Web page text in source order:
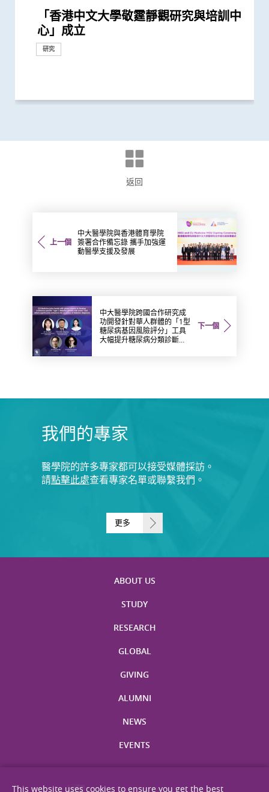
「香港中文大學敬霆靜觀研究與培訓中
心」成立
研究
中大研究顯示「行為激活及靜觀結合療
法」有助降低重性抑鬱症風險
研究
中大醫科2026/27學年推新課程模式CU
Medicine Plus 三層架構課程 裝備新
一代醫者多元能力 迎接醫療新世代
中大舉辦「健康校園論壇」推廣跨界別
身心健康計劃 及早加強學童抗逆力
健康推廣計劃
中大推出「賽馬會 We WATCH 優活健
康計劃」全港首次採用「生活方式醫
學」 助中年人預防慢性疾病
中大醫學院開展「賽馬會痛『正』能量
計劃」 引入創新痛症管理方法 連繫社
區支援服務
中大研究建議本港安老院舍應維持現有
防疫措施
研究
中大研究顯示社區接觸環境對新冠肺炎
傳播起關鍵作用 娛樂場所是傳播次數
最多的主要接觸環境
中大賽馬會齊心防癌計劃公布首3,500
名市民篩查結果 顯示「一站式多樣癌
症篩查」有效
香港中文大學健康公平研究所成立 發
布本港住屋負擔能力對身心健康的影響
研究結果
中大醫學院公布「2019新型冠狀病毒社
區研究」結果
研究
香港中文大學賽馬會長者痛症緩解計劃
初步數據顯示九成受訪長者有兩個或以
上疼痛部位
返回
上一個
中大醫學院與香港體育學院
簽署合作備忘錄 攜手加強運
動醫學支援及發展
下一個
中大醫學院跨國合作研究成
功開發針對華人群體的「1型
糖尿病基因風險評分」工具
大幅提升糖尿病分類診斷準
我們的專家
醫學院的許多專家都可以接受媒體採訪。
請點擊此處查看專家名單或聯繫我們。
更多
ABOUT US
STUDY
RESEARCH
GLOBAL
GIVING
ALUMNI
NEWS
EVENTS
This website uses cookies to ensure you get the best